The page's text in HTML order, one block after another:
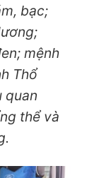
bạc;
mệnh
Thổ
quan
thể và